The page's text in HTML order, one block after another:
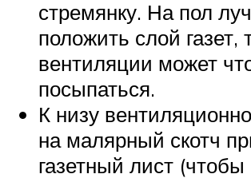
стремянку. На пол
положить слой газет,
вентиляции может
посыпаться.
К низу
на малярный скотч
газетный лист